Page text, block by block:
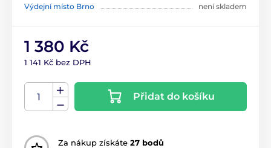
Výdejní místo Brno
není skladem
1 380 Kč
1 141 Kč bez DPH
Přidat do košíku
Za nákup získáte 27 bodů